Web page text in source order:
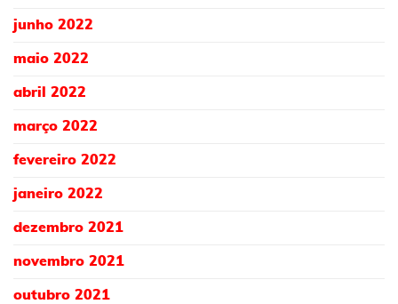
junho 2022
maio 2022
abril 2022
março 2022
fevereiro 2022
janeiro 2022
dezembro 2021
novembro 2021
outubro 2021